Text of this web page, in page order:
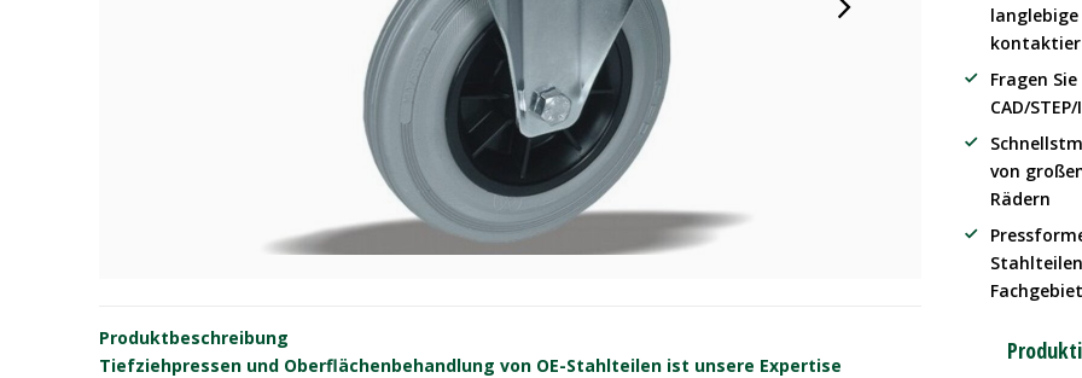
Produktbeschreibung
Tiefziehpressen und Oberflächenbehandlung von OE-Stahlteilen ist unsere Expertise
langlebige
Fragen
CAD/
von
Rädern
Fachgebiet